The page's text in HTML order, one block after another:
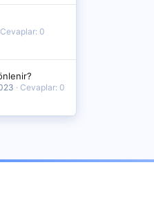
Cevaplar: 0
Cevaplar: 0